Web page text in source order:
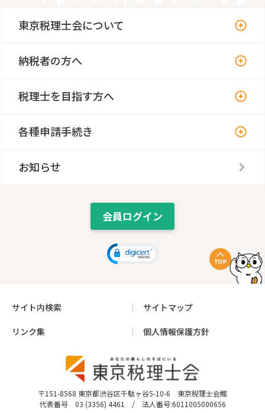
東京税理士会について
納税者の方へ
税理士を目指す方へ
各種申請手続き
お知らせ
会員ログイン
サイト内検索 サイトマップ
リンク集 個人情報保護方針
〒151-8568 東京都渋谷区千駄ヶ谷5-10-6 東京税理士会館
代表番号 03 (3356) 4461 / 法人番号:6011005000656